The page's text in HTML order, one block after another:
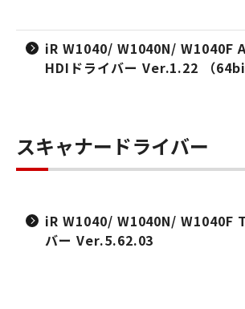
iR W1040/ W1040N/ W1040F
HDIドライバー Ver.1.22 （
スキャナードライバー
iR W1040/ W1040N/ W1040F
バー Ver.5.62.03